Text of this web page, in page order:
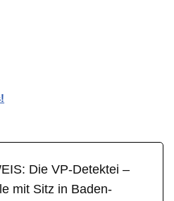
Die VP-Detektei –
mit Sitz in Baden-